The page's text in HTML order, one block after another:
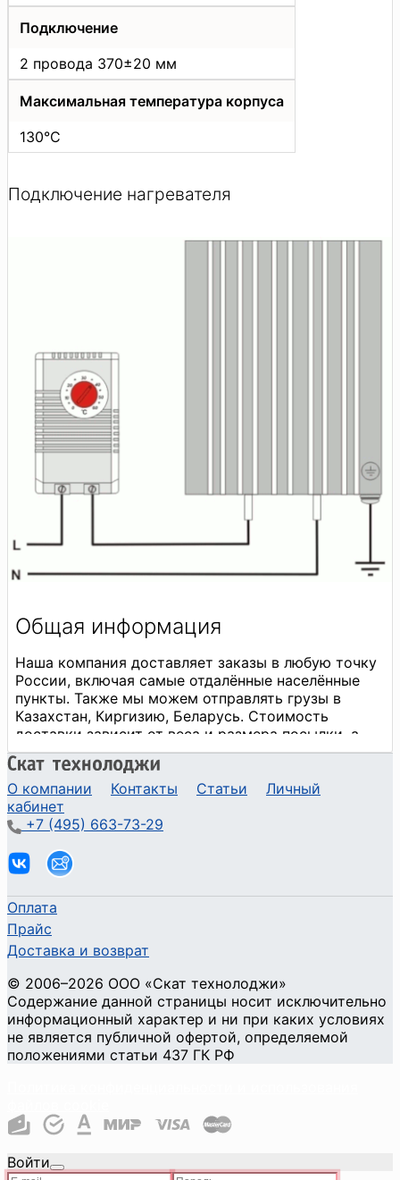
Подключение
2 провода 370±20 мм
Максимальная температура корпуса
130°С
Подключение нагревателя
О компании Контакты Статьи
Личный
кабинет
+7 (495) 663-73-29
Оплата
Прайс
Доставка и возврат
© 2006–2026 ООО «Скат технолоджи»
Содержание данной страницы носит исключительно
информационный характер и ни при каких условиях
не является публичной офертой, определяемой
положениями статьи 437 ГК РФ
Войти